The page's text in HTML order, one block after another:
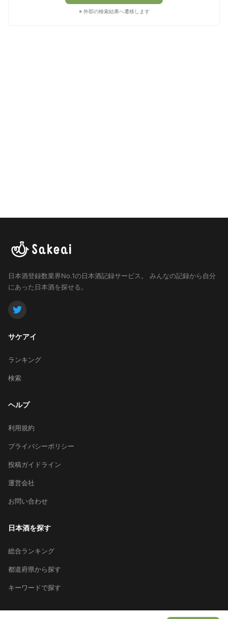
※ 外部の検索結果へ遷移します
日本酒登録数業界No.1の日本酒記録サービス。
みんなの記録から自分
にあった日本酒を探せる。
サケアイ
ランキング
検索
ヘルプ
利用規約
プライバシーポリシー
投稿ガイドライン
運営会社
お問い合わせ
日本酒を探す
総合ランキング
都道府県から探す
キーワードで探す